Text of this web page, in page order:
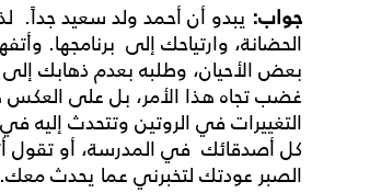
جواب: يبدو أن أحمد ولد سعيد جداً.
الحضانة، وارتياحك إلى برنامجها.
بعض الأحيان، وطلبه بعدم ذهابك إلى
غضب تجاه هذا الأمر، بل على
التغييرات في الروتين وتتحدث إليه
كل أصدقائك في المدرسة، أو تقول
الصبر عودتك لتخبرني عما يحدث